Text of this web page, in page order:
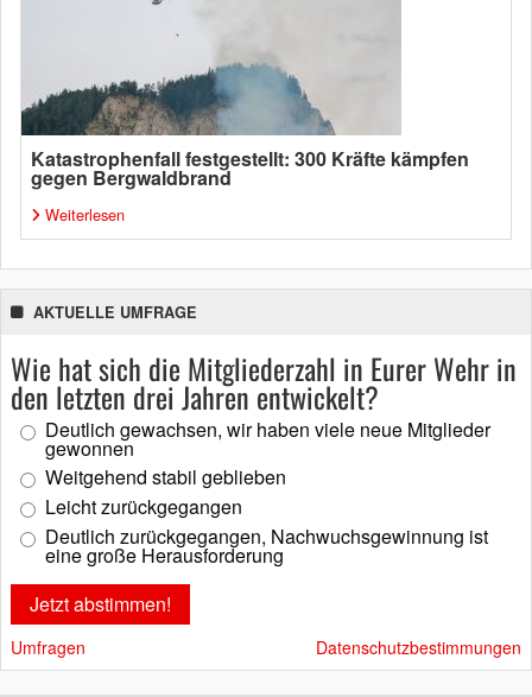
Katastrophenfall festgestellt: 300 Kräfte kämpfen
gegen Bergwaldbrand
Weiterlesen
AKTUELLE UMFRAGE
Wie hat sich die Mitgliederzahl in Eurer Wehr in
den letzten drei Jahren entwickelt?
Deutlich gewachsen, wir haben viele neue Mitglieder
gewonnen
Weitgehend stabil geblieben
Leicht zurückgegangen
Deutlich zurückgegangen, Nachwuchsgewinnung ist
eine große Herausforderung
Umfragen Datenschutzbestimmungen